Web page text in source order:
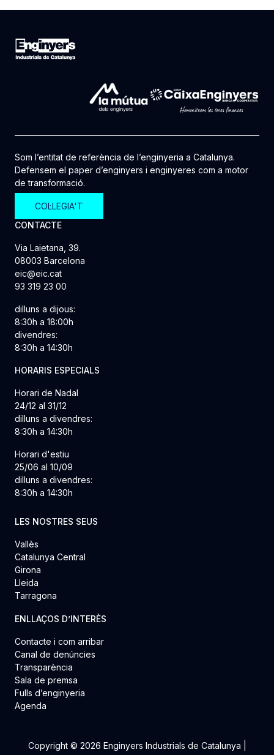
Som l’entitat de referència de l’enginyeria a Catalunya.
Defensem el paper d’enginyers i enginyeres com a motor
de transformació.
COL·LEGIA'T
CONTACTE
Via Laietana, 39.
08003 Barcelona
eic@eic.cat
93 319 23 00
dilluns a dijous:
8:30h a 18:00h
divendres:
8:30h a 14:30h
HORARIS ESPECIALS
Horari de Nadal
24/12 al 31/12
dilluns a divendres:
8:30h a 14:30h
Horari d'estiu
25/06 al 10/09
dilluns a divendres:
8:30h a 14:30h
LES NOSTRES SEUS
Vallès
Catalunya Central
Girona
Lleida
Tarragona
ENLLAÇOS D’INTERÈS
Contacte i com arribar
Canal de denúncies
Transparència
Sala de premsa
Fulls d’enginyeria
Agenda
Copyright © 2026 Enginyers Industrials de Catalunya |